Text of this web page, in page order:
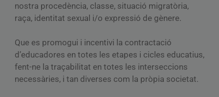
nostra procedència, classe, situació migratòria,
raça, identitat sexual i/o expressió de gènere.
Que es promogui i incentivi la contractació
d’educadores en totes les etapes i cicles educatius,
fent-ne la traçabilitat en totes les interseccions
necessàries, i tan diverses com la pròpia societat.